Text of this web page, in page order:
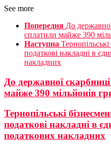
See more
Попередня До
сплатили майже 390
Наступна
податкові накладні в
накладних
До державної
майже 390 мільйонів
Тернопільські
податкові накладні в
податкових накладних